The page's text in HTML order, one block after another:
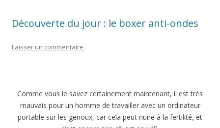
Découverte du jour : le boxer anti-ondes
Laisser un commentaire
Comme vous le savez certainement maintenant, il est très
mauvais pour un homme de travailler avec un ordinateur
portable sur les genoux, car cela peut nuire à la fertilité, et